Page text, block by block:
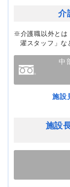
介
※介護職以外とは
濯スタッフ」な
中
施設
施設